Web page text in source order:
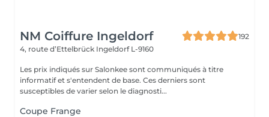
NM Coiffure Ingeldorf
192
4, route d’Ettelbrück Ingeldorf L-9160
Les prix indiqués sur Salonkee sont communiqués à titre
informatif et s'entendent de base. Ces derniers sont
susceptibles de varier selon le diagnosti...
Coupe Frange